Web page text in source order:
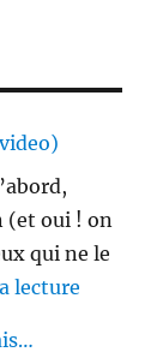
(et oui ! on
qui ne le
lecture